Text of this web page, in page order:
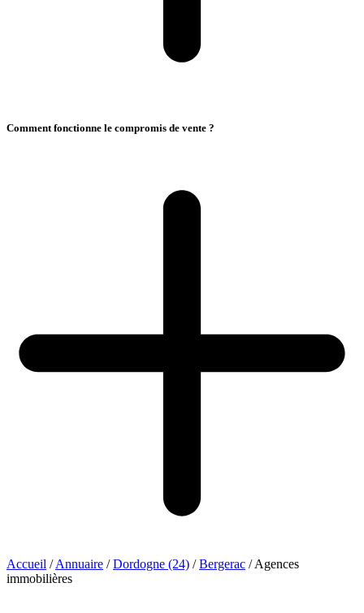
Comment fonctionne le compromis de vente ?
Accueil / Annuaire / Dordogne (24) / Bergerac / Agences
immobilières